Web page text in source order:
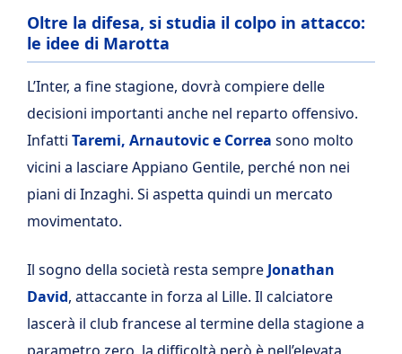
Oltre la difesa, si studia il colpo in attacco:
le idee di Marotta
L’Inter, a fine stagione, dovrà compiere delle
decisioni importanti anche nel reparto offensivo.
Infatti Taremi, Arnautovic e Correa sono molto
vicini a lasciare Appiano Gentile, perché non nei
piani di Inzaghi. Si aspetta quindi un mercato
movimentato.
Il sogno della società resta sempre Jonathan
David, attaccante in forza al Lille. Il calciatore
lascerà il club francese al termine della stagione a
parametro zero, la difficoltà però è nell’elevata